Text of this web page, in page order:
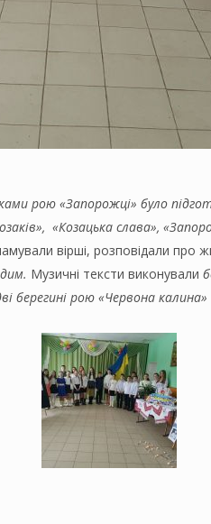
рою «Запорожці» було
«Козацька слава»,
вірші, розповідали про
Музичні тексти виконували
берегині рою «Червона